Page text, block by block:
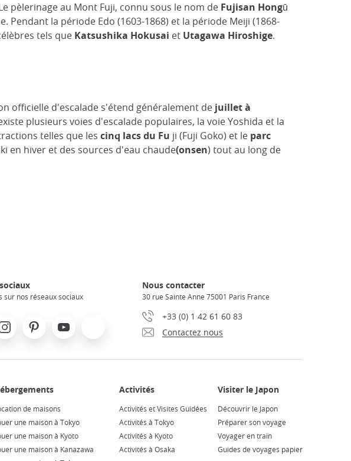
pèlerinage au Mont Fuji, connu sous le nom de Fujisan Hongū
la période Edo (1603-1868) et la période Meiji (1868-
tels que Katsushika Hokusai et Utagawa Hiroshige.
officielle d'escalade s'étend généralement de juillet à
plusieurs voies d'escalade populaires, la voie Yoshida et la
telles que les cinq lacs du Fu ji (Fuji Goko) et le parc
en hiver et des sources d'eau chaude(onsen) tout au long de
sur nos réseaux sociaux
Pinterest Youtube
Nous contacter
30 rue Sainte Anne 75001 Paris France
+33 (0) 1 42 61 60 83
Contactez nous
de maisons
une maison à Tokyo
une maison à Kyoto
une maison à Kanazawa
Activités et Visites Guidées
Activités à Tokyo
Activités à Kyoto
Activités à Osaka
Découvrir le Japon
Préparer son voyage
Voyager en train
Guides de voyages papier